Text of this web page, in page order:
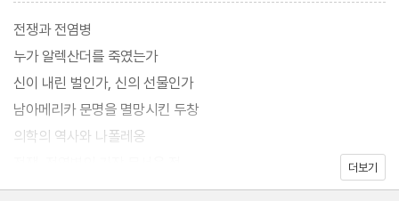
전쟁과 전염병
누가 알렉산더를 죽였는가
신이 내린 벌인가, 신의 선물인가
남아메리카 문명을 멸망시킨 두창
의학의 역사와 나폴레옹
더보기